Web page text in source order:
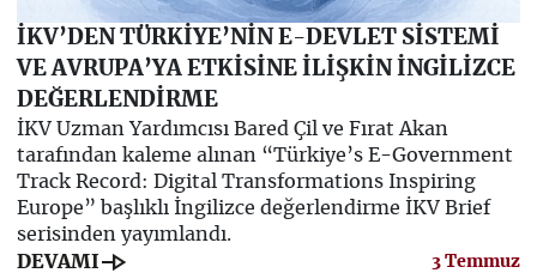
İKV’DEN TÜRKİYE’NİN E-DEVLET SİSTEMİ
VE AVRUPA’YA ETKİSİNE İLİŞKİN İNGİLİZCE
DEĞERLENDİRME
İKV Uzman Yardımcısı Bared Çil ve Fırat Akan
tarafından kaleme alınan “Türkiye’s E-Government
Track Record: Digital Transformations Inspiring
Europe” başlıklı İngilizce değerlendirme İKV Brief
serisinden yayımlandı.
DEVAMI line_end_arrow 3 Temmuz